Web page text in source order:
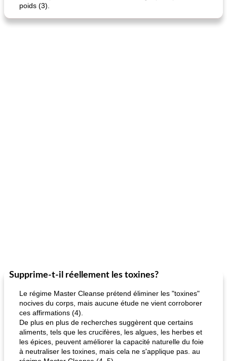
poids (3).
Supprime-t-il réellement les toxines?
Le régime Master Cleanse prétend éliminer les "toxines"
nocives du corps, mais aucune étude ne vient corroborer
ces affirmations (4).
De plus en plus de recherches suggèrent que certains
aliments, tels que les crucifères, les algues, les herbes et
les épices, peuvent améliorer la capacité naturelle du foie
à neutraliser les toxines, mais cela ne s'applique pas. au